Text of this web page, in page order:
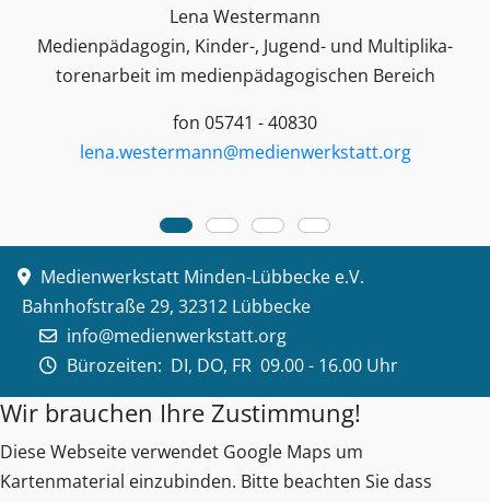
Lena Westermann
Medienpädagogin, Kinder-, Jugend- und Multiplika­
toren­arbeit im medienpädagogischen Bereich
fon 05741 - 40830
lena.westermann@medienwerkstatt.org
Medienwerkstatt Minden-Lübbecke e.V.
Bahnhofstraße 29, 32312 Lübbecke
info@medienwerkstatt.org
Bürozeiten: DI, DO, FR 09.00 - 16.00 Uhr
Wir brauchen Ihre Zustimmung!
Diese Webseite verwendet Google Maps um
Kartenmaterial einzubinden. Bitte beachten Sie dass